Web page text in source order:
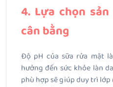
4. Lựa chọn
cân bằng
Độ pH của sữa rửa mặt
hưởng đến sức khỏe làn
phù hợp sẽ giúp duy trì